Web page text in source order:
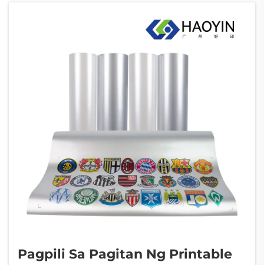
operasyon sa pag-print ng DTF ay lubos na
Pagpili Sa Pagitan Ng Printable